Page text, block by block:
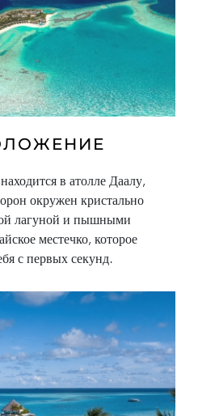
в атолле Даалу,
окружен кристально
лагуной и пышными
местечко, которое
с первых секунд.